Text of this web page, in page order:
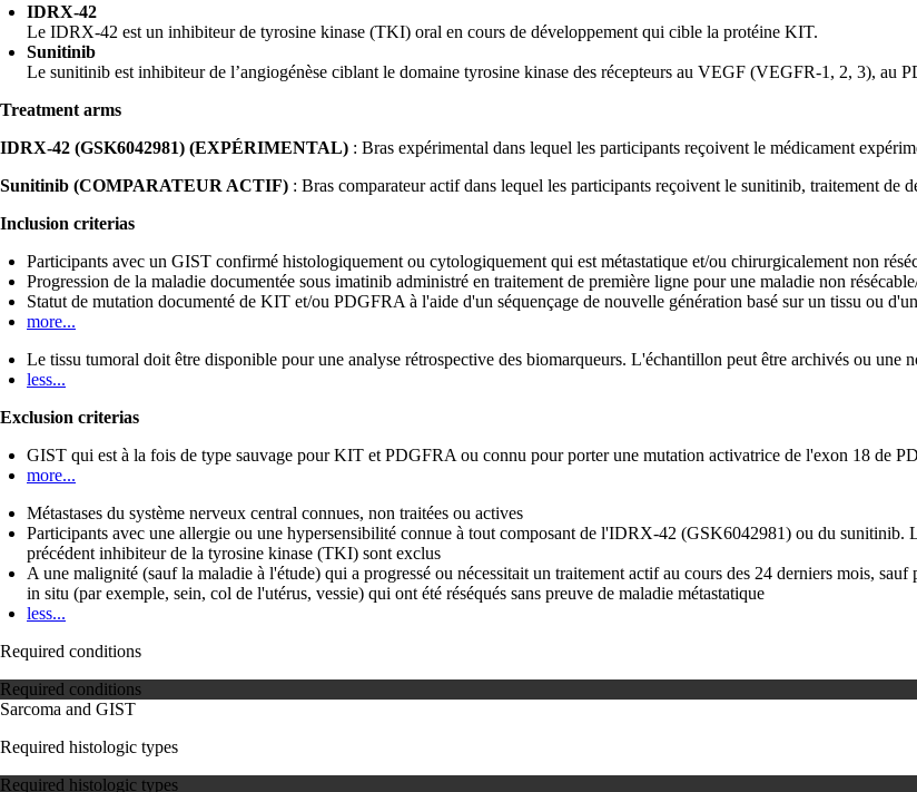
IDRX-42
Le IDRX-42 est un inhibiteur de tyrosine kinase (TKI) oral en cours de développement qui cible la protéine KIT.
Sunitinib
Le sunitinib est inhibiteur de l’angiogénèse ciblant le domaine tyrosine kinase des récepteurs au VEGF (VEGFR-1, 2, 3),
Treatment arms
IDRX-42 (GSK6042981) (EXPÉRIMENTAL) : Bras expérimental dans lequel les participants reçoivent le médicament
Sunitinib (COMPARATEUR ACTIF) : Bras comparateur actif dans lequel les participants reçoivent le sunitinib, traitement de
Inclusion criterias
Participants avec un GIST confirmé histologiquement ou cytologiquement qui est métastatique et/ou chirurgicalement non
Progression de la maladie documentée sous imatinib administré en traitement de première ligne pour une maladie non
Statut de mutation documenté de KIT et/ou PDGFRA à l'aide d'un séquençage de nouvelle génération basé sur un tissu ou
more...
Le tissu tumoral doit être disponible pour une analyse rétrospective des biomarqueurs. L'échantillon peut être archivés ou une
less...
Exclusion criterias
GIST qui est à la fois de type sauvage pour KIT et PDGFRA ou connu pour porter une mutation activatrice de l'exon 18 de
more...
Métastases du système nerveux central connues, non traitées ou actives
Participants avec une allergie ou une hypersensibilité connue à tout composant de l'IDRX-42 (GSK6042981) ou du sunitinib.
précédent inhibiteur de la tyrosine kinase (TKI) sont exclus
A une malignité (sauf la maladie à l'étude) qui a progressé ou nécessitait un traitement actif au cours des 24 derniers mois,
in situ (par exemple, sein, col de l'utérus, vessie) qui ont été réséqués sans preuve de maladie métastatique
less...
Required conditions
Required conditions
Sarcoma and GIST
Required histologic types
Required histologic types